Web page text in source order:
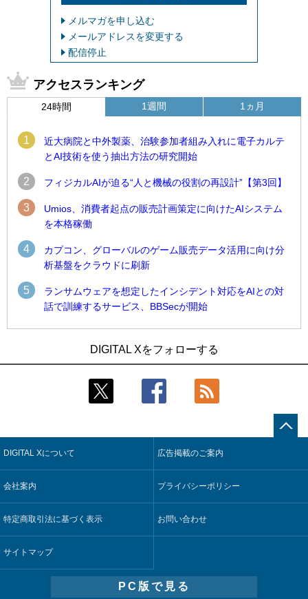
メルマガを申し込む
メールアドレスを変更する
配信停止
アクセスランキング
24時間
1
近大病院と中外製薬、治験参加者組み入れに電子カルテ
とAI技術を使う抽出方法の研究開始
2 フィジカルAIが迫る“人と機械の役割の再設計”【第3回】
3
Umios、消費者起点の販売計画策定に向けたAIシステム
を本格稼働
4
カプコン、グローバルのゲーム販売データ活用に向け分
析基盤をクラウドに刷新
5
ランサムウェアを想定したインシデント対応をAIとの対
話で訓練するサービス、BBSecが開始
1週間
近大病院と中外製薬、治験参加者組み入れに電子カルテとAI
技術を使う抽出方法の研究開始
4
【COMPUTEX 2026：Arm編】チップ自社製造で鍵を握る台
5
製造業の現場の暗黙知を組織横断で活用するためのナレッジ
管理基盤、LIGHTzが提供
1ヵ月
合基盤を本格稼働
鹿島建設、鋼管柱へのコンクリート充填時の異常を検出する
AIを遠隔監視システムに実装
4
製造業の現場の暗黙知を組織横断で活用するためのナレッジ
5
Umios、消費者起点の販売計画策定に向けたAIシステムを本格
稼働
DIGITAL Xをフォローする
DIGITAL Xについて 広告掲載のご案内
会社案内 プライバシーポリシー
特定商取引法に基づく表示 お問い合わせ
サイトマップ
PC版で見る